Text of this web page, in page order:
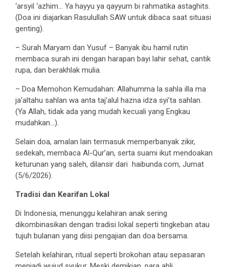
‘arsyil ‘azhim… Ya hayyu ya qayyum bi rahmatika astaghits.
(Doa ini diajarkan Rasulullah SAW untuk dibaca saat situasi
genting).
– Surah Maryam dan Yusuf – Banyak ibu hamil rutin
membaca surah ini dengan harapan bayi lahir sehat, cantik
rupa, dan berakhlak mulia.
– Doa Memohon Kemudahan: Allahumma la sahla illa ma
ja’altahu sahlan wa anta taj’alul hazna idza syi’ta sahlan.
(Ya Allah, tidak ada yang mudah kecuali yang Engkau
mudahkan…).
Selain doa, amalan lain termasuk memperbanyak zikir,
sedekah, membaca Al-Qur’an, serta suami ikut mendoakan
keturunan yang saleh, dilansir dari haibunda.com, Jumat
(5/6/2026).
Tradisi dan Kearifan Lokal
Di Indonesia, menunggu kelahiran anak sering
dikombinasikan dengan tradisi lokal seperti tingkeban atau
tujuh bulanan yang diisi pengajian dan doa bersama.
Setelah kelahiran, ritual seperti brokohan atau sepasaran